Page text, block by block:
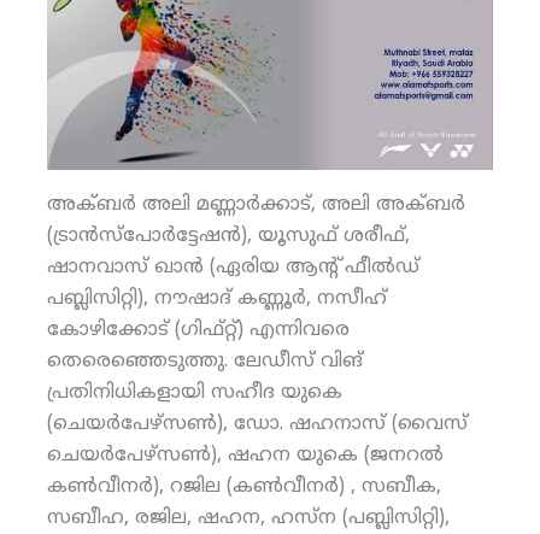
അക്ബര്‍ അലി മണ്ണാര്‍ക്കാട്, അലി അക്ബര്‍
(ട്രാന്‍സ്‌പോര്‍ട്ടേഷന്‍), യൂസുഫ് ശരീഫ്,
ഷാനവാസ് ഖാന്‍ (ഏരിയ ആന്റ് ഫീല്‍ഡ്
പബ്ലിസിറ്റി), നൗഷാദ് കണ്ണൂര്‍, നസീഹ്
കോഴിക്കോട് (ഗിഫ്റ്റ്) എന്നിവരെ
തെരെഞ്ഞെടുത്തു. ലേഡീസ് വിങ്
പ്രതിനിധികളായി സഹീദ യുകെ
(ചെയര്‍പേഴ്‌സണ്‍), ഡോ. ഷഹനാസ് (വൈസ്
ചെയര്‍പേഴ്‌സണ്‍), ഷഹന യുകെ (ജനറല്‍
കണ്‍വീനര്‍), റജില (കണ്‍വീനര്‍) , സബീക,
സബീഹ, രജില, ഷഹന, ഹസ്‌ന (പബ്ലിസിറ്റി),